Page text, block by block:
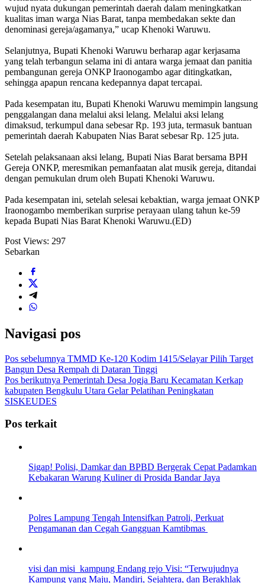
wujud nyata dukungan pemerintah daerah dalam meningkatkan
kualitas iman warga Nias Barat, tanpa membedakan sekte dan
denominasi gereja/agamanya,” ucap Khenoki Waruwu.
Selanjutnya, Bupati Khenoki Waruwu berharap agar kerjasama
yang telah terbangun selama ini di antara warga jemaat dan panitia
pembangunan gereja ONKP Iraonogambo agar ditingkatkan,
sehingga apapun rencana kedepannya dapat tercapai.
Pada kesempatan itu, Bupati Khenoki Waruwu memimpin langsung
penggalangan dana melalui aksi lelang. Melalui aksi lelang
dimaksud, terkumpul dana sebesar Rp. 193 juta, termasuk bantuan
pemerintah daerah Kabupaten Nias Barat sebesar Rp. 125 juta.
Setelah pelaksanaan aksi lelang, Bupati Nias Barat bersama BPH
Gereja ONKP, meresmikan pemanfaatan alat musik gereja, ditandai
dengan pemukulan drum oleh Bupati Khenoki Waruwu.
Pada kesempatan ini, setelah selesai kebaktian, warga jemaat ONKP
Iraonogambo memberikan surprise perayaan ulang tahun ke-59
kepada Bupati Nias Barat Khenoki Waruwu.(ED)
Post Views: 297
Sebarkan
Navigasi pos
Pos sebelumnya TMMD Ke-120 Kodim 1415/Selayar Pilih Target
Bangun Desa Rempah di Dataran Tinggi
Pos berikutnya Pemerintah Desa Jogja Baru Kecamatan Kerkap
kabupaten Bengkulu Utara Gelar Pelatihan Peningkatan
SISKEUDES
Pos terkait
Sigap! Polisi, Damkar dan BPBD Bergerak Cepat Padamkan
Kebakaran Warung Kuliner di Prosida Bandar Jaya
Polres Lampung Tengah Intensifkan Patroli, Perkuat
Pengamanan dan Cegah Gangguan Kamtibmas
visi dan misi kampung Endang rejo Visi: “Terwujudnya
Kampung yang Maju, Mandiri, Sejahtera, dan Berakhlak